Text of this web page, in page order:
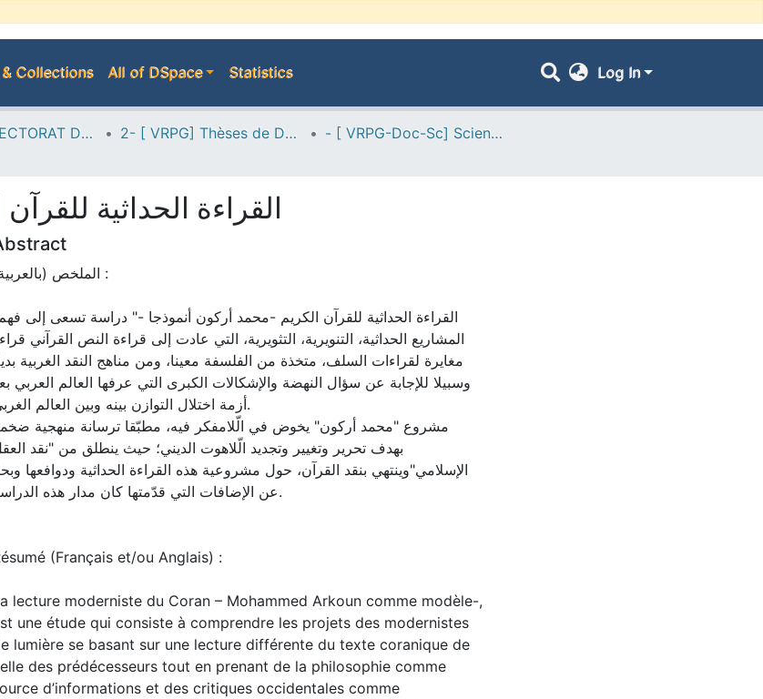
Collections All of DSpace Statistics Log In
A--> VICE-RECTORAT DE LA POST-GRADUATION 2- [ VRPG] Thèses de Doctorat en Sciences
- [ VRPG-Doc-Sc] Sciences humaines et sociales --- علوم إنسانية واجتماعية
-القراءة الحداثية
الملخص
المشاريع الحداثية، التنويرية، التثويرية، التي عادت إلى قراءة النص القرآني
مغايرة لقراءات السلف، متخذة من الفلسفة معينا، ومن مناهج النقد الغربية
وسبيلا للإجابة عن سؤال النهضة والإشكالات الكبرى التي عرفها العالم العربي
أزمة اختلال التوازن بينه وبين العالم
مشروع "محمد أركون" يخوض في الّلامفكر فيه، مطبّقا ترسانة منهجية
بهدف تحرير وتغيير وتجديد الّلاهوت الديني؛ حيث ينطلق من "نقد
الإسلامي"وينتهي بنقد القرآن، حول مشروعية هذه القراءة الحداثية ودوافعها
عن الإضافات التي قدّمتها كان مدار هذه
(Français et/ou Anglais) :
lecture moderniste du Coran – Mohammed Arkoun comme modèle-,
une étude qui consiste à comprendre les projets des modernistes
lumière se basant sur une lecture différente du texte coranique de
des prédécesseurs tout en prenant de la philosophie comme
d’informations et des critiques occidentales comme